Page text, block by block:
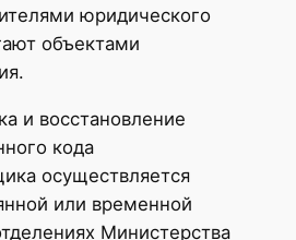
юридического
объектами
и восстановление
кода
осуществляется
или временной
Министерства